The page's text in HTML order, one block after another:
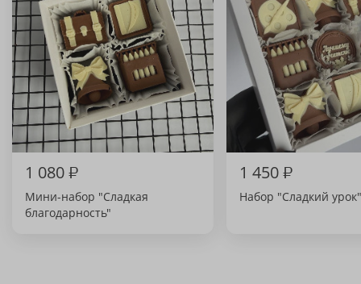
1 080₽
Мини-набор "Сладкая
благодарность"
1 450₽
Набор "Сладкий урок"